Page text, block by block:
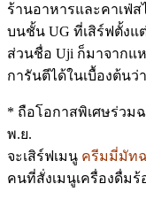
ร้านอาหารและคาเฟ่
บนชั้น UG ที่เสิร์ฟตั้ง
ส่วนชื่อ Uji ก็มาจากแ
การันตีได้ในเบื้องต้น
* ถือโอกาสพิเศษร่วม
พ.ย.
จะเสิร์ฟเมนู ครีมมี่มัทฉ
คนที่สั่งเมนูเครื่องดื่มร้